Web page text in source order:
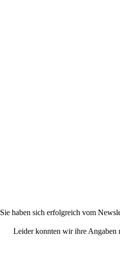
Sie haben sich erfolgreich vom
Leider konnten wir ihre Angaben